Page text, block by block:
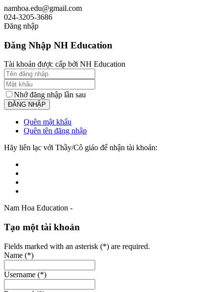
namhoa.edu@gmail.com
024-3205-3686
Đăng nhập
Đăng Nhập NH Education
Tài khoản được cấp bởi NH Education
Nhớ đăng nhập lần sau
Quên mật khẩu
Quên tên đăng nhập
Hãy liên lạc với Thầy/Cô giáo để nhận tài khoản:
Nam Hoa Education -
Tạo một tài khoản
Fields marked with an asterisk (*) are required.
Name (*)
Username (*)